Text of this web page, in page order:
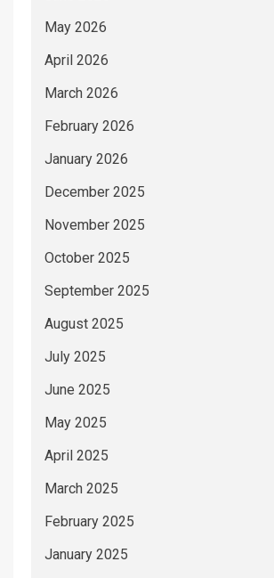
May 2026
April 2026
March 2026
February 2026
January 2026
December 2025
November 2025
October 2025
September 2025
August 2025
July 2025
June 2025
May 2025
April 2025
March 2025
February 2025
January 2025